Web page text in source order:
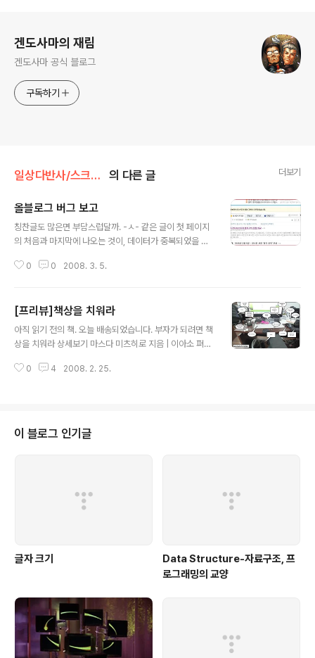
겐도사마의 재림
겐도사마 공식 블로그
구독하기
일상다반사/스크랩핑, 가쉽 의 다른 글 더보기
올블로그 버그 보고
칭찬글도 많은면 부담스럽달까. -ㅅ- 같은 글이 첫 페이지
의 처음과 마지막에 나오는 것이, 데이터가 중복되었을 가
은 링크 다른 피드? 덧. 의도된(?) 바면 말구. @.@;
0 0 2008. 3. 5.
[프리뷰]책상을 치워라
아직 읽기 전의 책. 오늘 배송되었습니다. 부자가 되려면 책
상을 치워라 상세보기 마스다 미츠히로 지음 | 이아소 펴냄
가 되려면 책상을 치워라』는 어지러운 책상과 너저분한 서
단한 것이 아니라 지저분한 책상을 치우는 것처럼 작은 것
에서부터 시작된다고 말한다. 그리고 없어진 서류와 물건
즈립니다. 필터지름이 무려 77mm. ..
0 4 2008. 2. 25.
이 블로그 인기글
글자 크기
Data Structure-자료구조, 프
로그래밍의 교양